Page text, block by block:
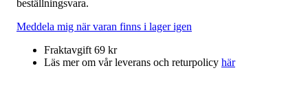
beställningsvara.
Meddela mig när varan finns i lager igen
Fraktavgift 69 kr
Läs mer om vår leverans och returpolicy här